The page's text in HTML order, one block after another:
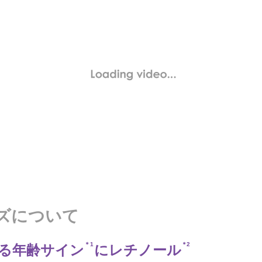
について
年齢サイン ＊1 にレチノール ＊2